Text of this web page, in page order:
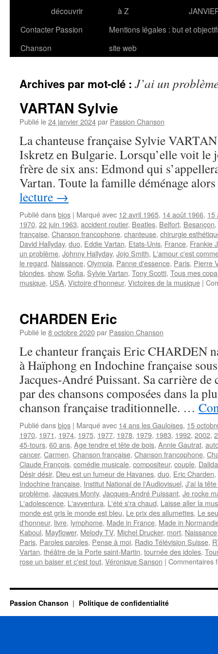
découvrir
à Z
Contacter Passion
Chanson
Mentions légales : but et
site web
Archives par mot-clé : J’ai un
VARTAN Sylvie
Publié le24 janvier 2024par Passion Chanson
La chanteuse française Sylvie
Iskretz en Bulgarie. Lorsqu’elle voit le
frère de six ans: Edmond qui
Vartan. Toute la famille déménage
lecture →
Publié dansbios | Marqué avec 12 avril 1965, 14 août 1966, 15
1970, 22 juin 1963, accident routier, Beatles, Belfort, Besançon,
française, Chanson francophone, chanteuse, chirurgie
David Hallyday, duo, Eddie Vartan, Etats-Unis, France, Frankie
un problème, Johnny Hallyday, Jojo Smith, L'amour c'est
le regard, Naissance, Olympia, Panne d'essence, Paris, Pierre
blondes, show, Sofia, Sylvie Vartan, Tony Scotti, Tous mes
musique, USA, Victoire d'honneur, Victoires de la musique |
CHARDEN Eric
Publié le8 octobre 2020par Passion Chanson
Le chanteur français Eric CHARDEN
à Haïphong en Indochine française
Jacques-André Puissant. Sa carrière de
par des chansons composées dans la
chanson française traditionnelle. …
Publié dansbios | Marqué avec 14 ans les Gauloises, 15
1970, 1971, 1974, 1975, 1977, 1978, 1979, 1983, 1992, 2002,
45-tours, 60 ans, Age tendre et tête de bois, Annie Gautrat,
cancer, Carmen, Chanson française, Chanson francophone,
Claude François, comédie musicale, compositeur, couple, Dalida
Désir désir, Dieu est un fumeur de Havanes, duo, Eric Charden,
Indochine française, Institut National de l'Audiovisuel, J'ai la
problème, Jacques Monty, Jacques-André Puissant, Je rocke
L'adolescence, L'avventura, L'été s'ra chaud, Laisse aller la
monde est gris le monde est bleu, Le prix des allumettes, Le
d'honneur, livre, lymphome, Made in France, Made in
Kaboul, Mayflower, Melody TV, Michel Drucker, mort, Naissance
Paris, Paroles paroles, Pense à moi, Radio Télévision Suisse,
Vartan, théâtre de la Porte saint-Martin, tournée des idoles,
rose un baiser et c'est tout, Véronique Sanson | Commentaires
Passion Chanson Politique de confidentialité